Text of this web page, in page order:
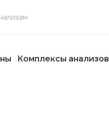
Комплексы анализов